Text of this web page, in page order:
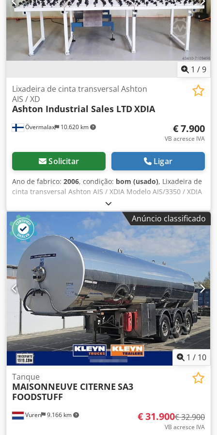
mesa de vácuo Csdpfx Ansv N H Hwjqjrf Incluindo correia
transportadora Incluindo computador do operador
Sistema de câmera visual CCD AI inclusivo Dependendo do
número de cabeças 12 - 40 m²/h ou mais Com 2 pessoas, é
possível aproximadamente 12 m² por hora Dimensões da
máquina: 1250 mm x 1750 mm x 1400 mm (CxLxA) Peso:
1 /9
Övermalax 10.620 km
Lixadeira de cinta transversal Ashton
AIS / XD
Ashton Industrial Sales LTDXDIA
€ 7.900
VB acresce IVA
Solicitar Ligar
Ano de fabrico: 2006, condição: bom (usado), Lixadeira de
cinta transversal Ashton AIS / XDIA Modelo AIS/3350 / XDIA
S/N XP 20100082 (de Glasmek AB Sweden, remodelado em
2005) Fabrico: Ashton Industrial Sales LTD / UK Ano de
fabrico aprox. 2000 Rectificadora profissional de vidro de
alto desempenho 2x cintos cruzados de cintos
diamantados Cintos abrasivos de alta velocidade e
abrasivos diamantados Csdpfsh E T N Eox Anqsrf 400 V , 50
Hz Mesas de transferência de esferas para fácil
movimentação das folhas de vidro. Dimensões da tabela: L
x W X W X H = 3,85m x 1,20m x 0,9m Peso 600 Kg Marcação
CE
Anúncio classificado
1 / 10
Vuren 9.166 km
Tanque
MAISONNEUVE CITERNE SA3
FOODSTUFF
€ 31.900€ 32.900
VB acresce IVA